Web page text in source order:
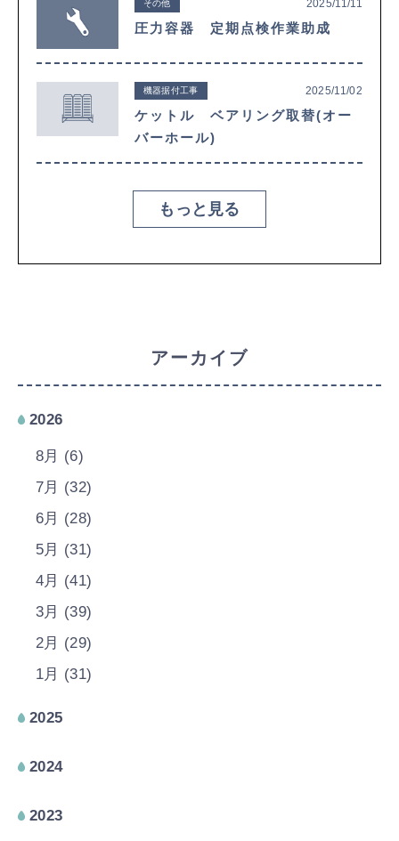
その他 2025/11/11
圧力容器 定期点検作業助成
機器据付工事 2025/11/02
ケットル ベアリング取替(オー
バーホール)
もっと見る
アーカイブ
2026
8月 (6)
7月 (32)
6月 (28)
5月 (31)
4月 (41)
3月 (39)
2月 (29)
1月 (31)
2025
2024
2023